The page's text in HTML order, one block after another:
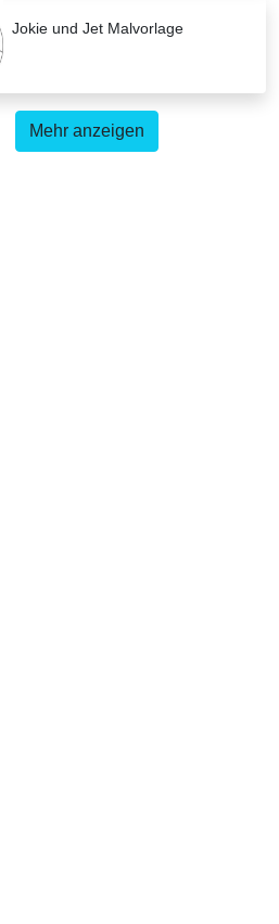
Jokie und Jet Malvorlage
Mehr anzeigen